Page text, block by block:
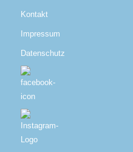
Kontakt
Impressum
Datenschutz